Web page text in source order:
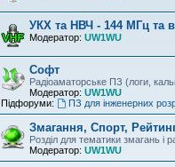
УКХ та НВЧ - 144 МГц та
Модератор: UW1WU
Софт
Радіоаматорське ПЗ (логи,
Модератор: UW1WU
Підфоруми:
ПЗ для інженерних
Змагання, Спорт,
Розділ для тематики змагань і
Модератор: UW1WU